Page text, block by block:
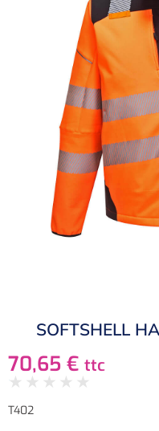
SOFTSHELL
70,65 € ttc
★ ★ ★ ★ ★
T402